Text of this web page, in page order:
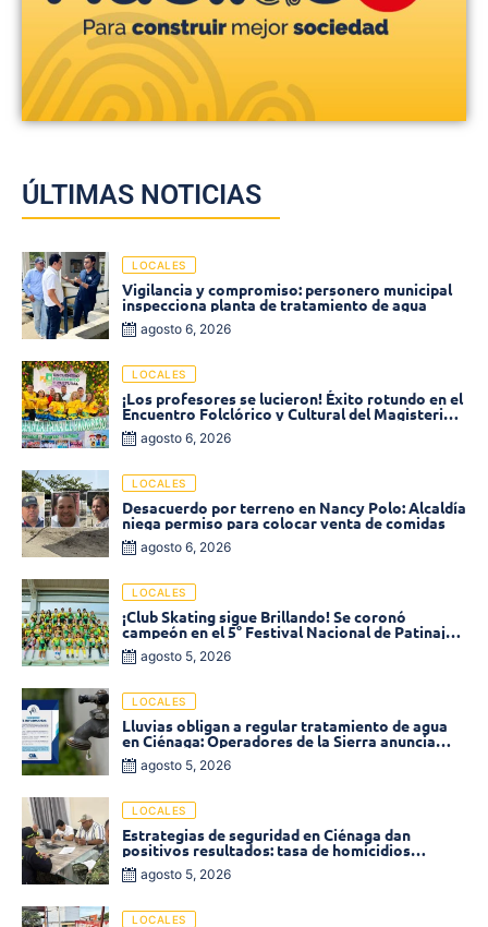
ÚLTIMAS NOTICIAS
LOCALES
Vigilancia y compromiso: personero municipal
inspecciona planta de tratamiento de agua
agosto 6, 2026
LOCALES
¡Los profesores se lucieron! Éxito rotundo en el
Encuentro Folclórico y Cultural del Magisterio
2026 en Ciénaga
agosto 6, 2026
LOCALES
Desacuerdo por terreno en Nancy Polo: Alcaldía
niega permiso para colocar venta de comidas
agosto 6, 2026
LOCALES
¡Club Skating sigue Brillando! Se coronó
campeón en el 5° Festival Nacional de Patinaje
«Soledad sobre Ruedas»
agosto 5, 2026
LOCALES
Lluvias obligan a regular tratamiento de agua
en Ciénaga: Operadores de la Sierra anuncia
baja presión en varios sectores
agosto 5, 2026
LOCALES
Estrategias de seguridad en Ciénaga dan
positivos resultados: tasa de homicidios
disminuyó un 58% en 2026
agosto 5, 2026
LOCALES